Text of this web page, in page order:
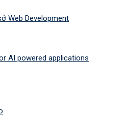
Web Development
AI powered applications